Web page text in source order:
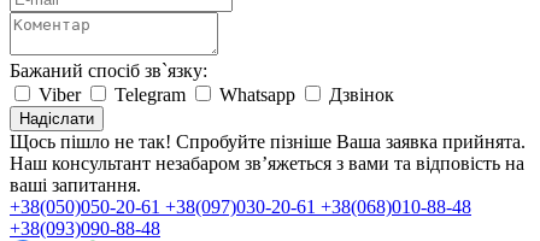
Бажаний спосіб зв`язку:
Viber
Telegram Whatsapp Дзвінок
Надіслати
Щось пішло не так! Спробуйте пізніше Ваша заявка прийнята.
Наш консультант незабаром зв’яжеться з вами та відповість на
ваші запитання.
+38(050)050-20-61 +38(097)030-20-61 +38(068)010-88-48
+38(093)090-88-48